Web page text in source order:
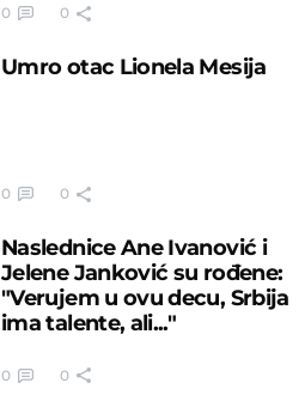
0 0
Umro otac Lionela Mesija
0 0
Naslednice Ane Ivanović i
Jelene Janković su rođene:
"Verujem u ovu decu, Srbija
ima talente, ali..."
0 0